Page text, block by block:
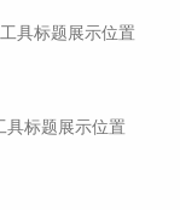
具标题展示位置